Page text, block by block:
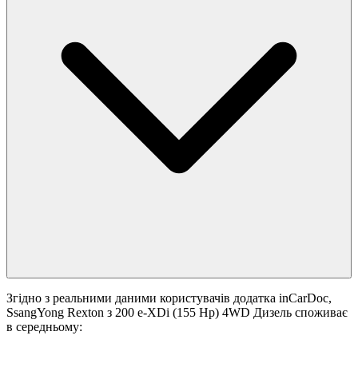
Згідно з реальними даними користувачів додатка inCarDoc,
SsangYong Rexton з 200 e-XDi (155 Hp) 4WD Дизель споживає
в середньому: